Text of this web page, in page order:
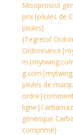
Misoprostol
prix|pilules de
pilules}
{Tegretol
pilules de
générique
comprimé}